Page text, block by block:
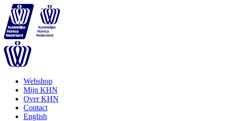
Webshop
Mijn KHN
Over KHN
Contact
English